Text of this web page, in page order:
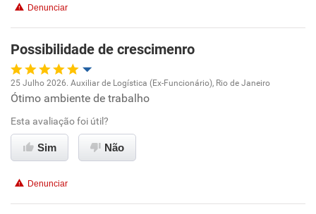
Recomenda esta empresa
Recomenda a diretoria
Denunciar
Possibilidade de crescimenro
Oportunidade de promoção
Ambiente de trabalho
Benefícios
25 Julho 2026. Auxiliar de Logística (Ex-Funcionário), Rio de Janeiro
Ótimo ambiente de trabalho
Esta avaliação foi útil?
Sim Não
Denunciar